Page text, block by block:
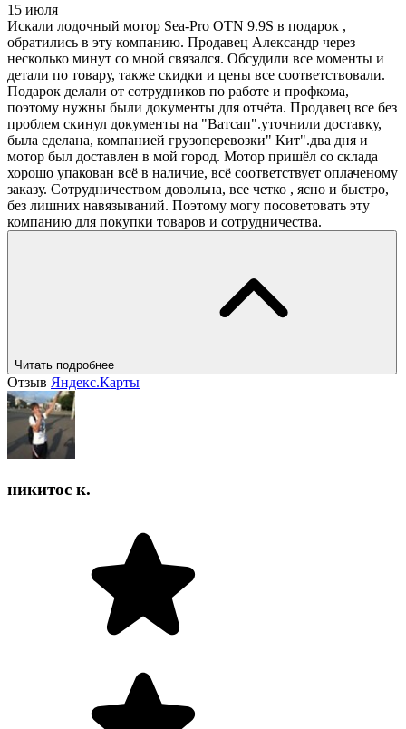
15 июля
Искали лодочный мотор Sea-Pro OTN 9.9S в подарок ,
обратились в эту компанию. Продавец Александр через
несколько минут со мной связался. Обсудили все моменты и
детали по товару, также скидки и цены все соответствовали.
Подарок делали от сотрудников по работе и профкома,
поэтому нужны были документы для отчёта. Продавец все без
проблем скинул документы на "Ватсап".уточнили доставку,
была сделана, компанией грузоперевозки" Кит".два дня и
мотор был доставлен в мой город. Мотор пришёл со склада
хорошо упакован всё в наличие, всё соответствует оплаченому
заказу. Сотрудничеством довольна, все четко , ясно и быстро,
без лишних навязываний. Поэтому могу посоветовать эту
компанию для покупки товаров и сотрудничества.
Читать подробнее
Отзыв Яндекс.Карты
никитос к.